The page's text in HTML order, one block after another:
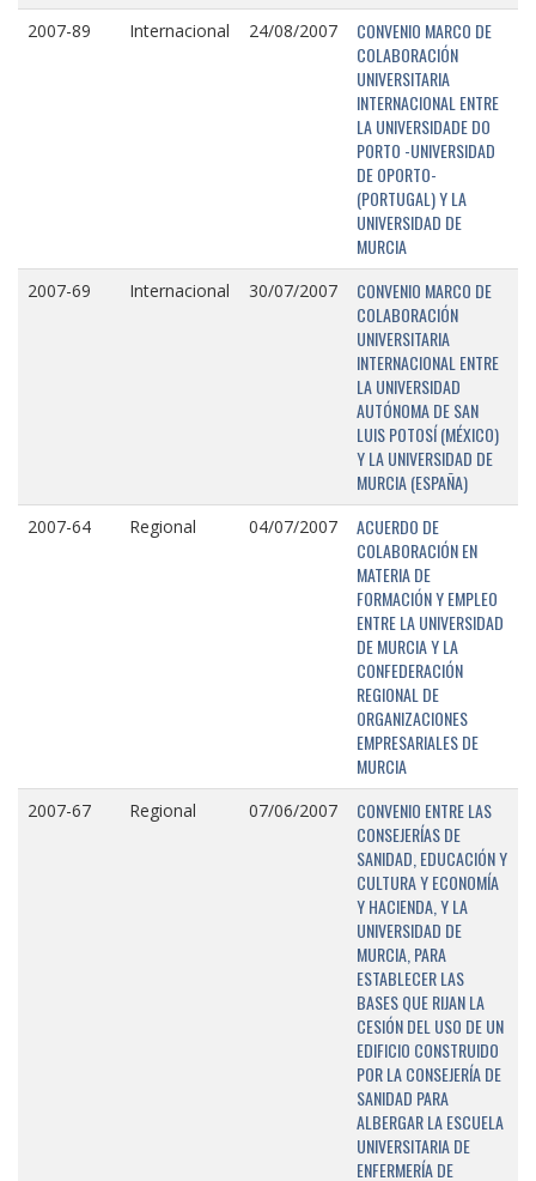
2007-89 Internacional 24/08/2007
CONVENIO MARCO DE
COLABORACIÓN
UNIVERSITARIA
INTERNACIONAL ENTRE
LA UNIVERSIDADE DO
PORTO -UNIVERSIDAD
DE OPORTO-
(PORTUGAL) Y LA
UNIVERSIDAD DE
MURCIA
2007-69 Internacional 30/07/2007
CONVENIO MARCO DE
COLABORACIÓN
UNIVERSITARIA
INTERNACIONAL ENTRE
LA UNIVERSIDAD
AUTÓNOMA DE SAN
LUIS POTOSÍ (MÉXICO)
Y LA UNIVERSIDAD DE
MURCIA (ESPAÑA)
2007-64 Regional 04/07/2007
ACUERDO DE
COLABORACIÓN EN
MATERIA DE
FORMACIÓN Y EMPLEO
ENTRE LA UNIVERSIDAD
DE MURCIA Y LA
CONFEDERACIÓN
REGIONAL DE
ORGANIZACIONES
EMPRESARIALES DE
MURCIA
2007-67 Regional 07/06/2007
CONVENIO ENTRE LAS
CONSEJERÍAS DE
SANIDAD, EDUCACIÓN Y
CULTURA Y ECONOMÍA
Y HACIENDA, Y LA
UNIVERSIDAD DE
MURCIA, PARA
ESTABLECER LAS
BASES QUE RIJAN LA
CESIÓN DEL USO DE UN
EDIFICIO CONSTRUIDO
POR LA CONSEJERÍA DE
SANIDAD PARA
ALBERGAR LA ESCUELA
UNIVERSITARIA DE
ENFERMERÍA DE